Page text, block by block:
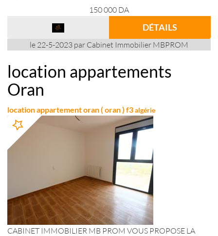
150 000 DA
DÉTAILS
le 22-5-2023 par Cabinet Immobilier MBPROM
location appartements
Oran
location appartement oran ( oran ) f3algérie
CABINET IMMOBILIER MB PROM VOUS PROPOSE LA